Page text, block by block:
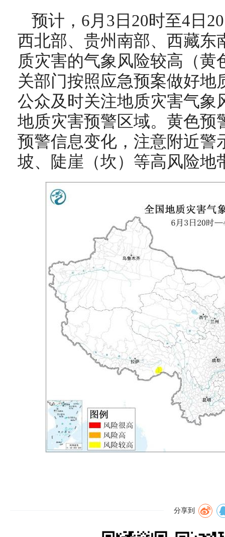
预计，6月3日20时至4日
西北部、贵州南部、西藏东
质灾害的气象风险较高（
关部门按照应急预案做好地
公众及时关注地质灾害气象
地质灾害预警区域。黄色预
预警信息变化，注意附近警
坡、陡崖（坎）等高风险地
分享到